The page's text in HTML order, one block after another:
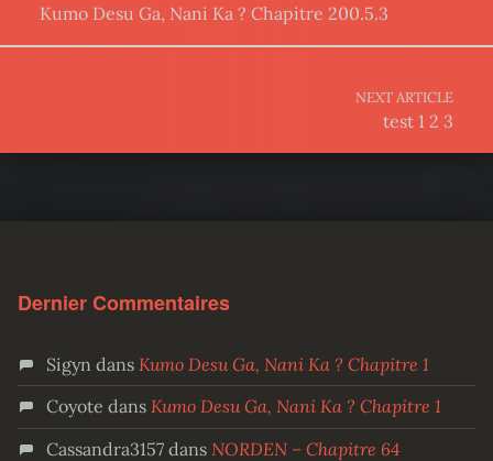
Kumo Desu Ga, Nani Ka ? Chapitre 200.5.3
NEXT ARTICLE
test 1 2 3
Dernier Commentaires
Sigyn dans Kumo Desu Ga, Nani Ka ? Chapitre 1
Coyote dans Kumo Desu Ga, Nani Ka ? Chapitre 1
Cassandra3157dans NORDEN – Chapitre 64